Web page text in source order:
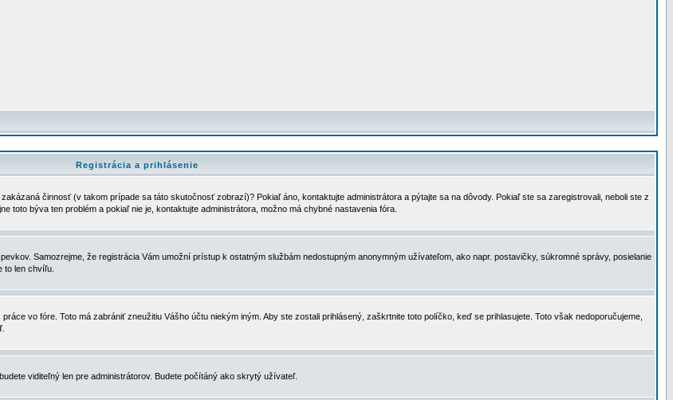
Registrácia a prihlásenie
činnosť (v takom prípade sa táto skutočnosť zobrazí)? Pokiaľ áno, kontaktujte administrátora a pýtajte sa na dôvody. Pokiaľ ste sa zaregistrovali, neboli ste z
býva ten problém a pokiaľ nie je, kontaktujte administrátora, možno má chybné nastavenia fóra.
Samozrejme, že registrácia Vám umožní prístup k ostatným službám nedostupným anonymným užívateľom, ako napr. postavičky, súkromné správy, posielanie
to len chvíľu.
práce vo fóre. Toto má zabrániť zneužitiu Vášho účtu niekým iným. Aby ste zostali prihlásený, zaškrtnite toto políčko, keď se prihlasujete. Toto však nedoporučujeme,
budete viditeľný len pre administrátorov. Budete počítáný ako skrytý užívateľ.